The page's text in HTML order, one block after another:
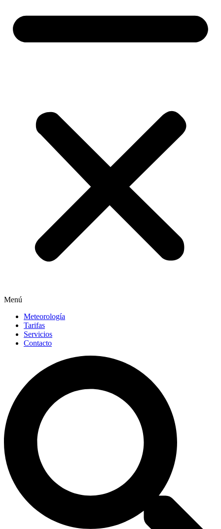
Menú
Meteorología
Tarifas
Servicios
Contacto